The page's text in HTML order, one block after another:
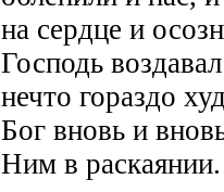
на сердце и
Господь
нечто гораздо
Бог вновь и
Ним в раскаянии.